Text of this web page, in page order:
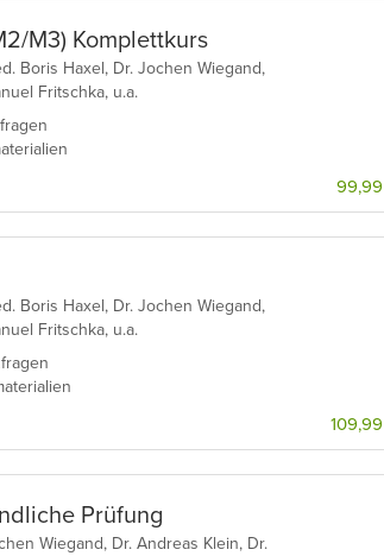
M3) Komplettkurs
Boris Haxel, Dr. Jochen Wiegand,
Fritschka, u.a.
Boris Haxel, Dr. Jochen Wiegand,
Fritschka, u.a.
Prüfung
Wiegand, Dr. Andreas Klein, Dr.